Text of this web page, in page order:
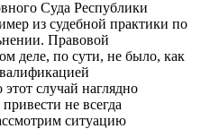
Суда Республики
из судебной практики по
Правовой
деле, по сути, не было, как
случай наглядно
не всегда
ситуацию